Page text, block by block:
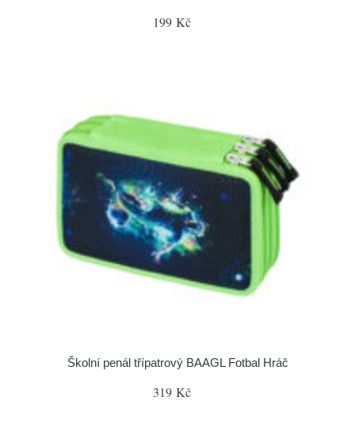
199 Kč
Školní penál třípatrový BAAGL Fotbal Hráč
319 Kč